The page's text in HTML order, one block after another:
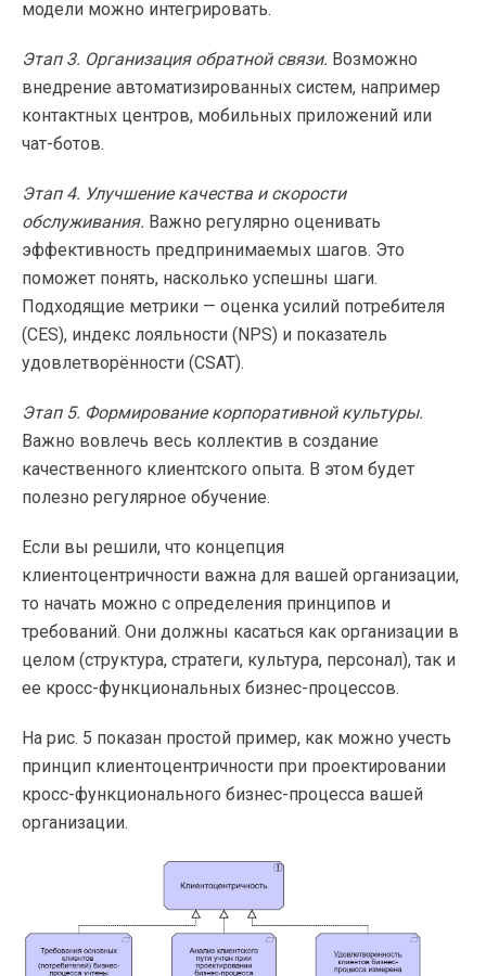
модели можно интегрировать.
Этап 3. Организация обратной связи. Возможно
внедрение автоматизированных систем, например
контактных центров, мобильных приложений или
чат-ботов.
Этап 4. Улучшение качества и скорости
обслуживания. Важно регулярно оценивать
эффективность предпринимаемых шагов. Это
поможет понять, насколько успешны шаги.
Подходящие метрики — оценка усилий потребителя
(CES), индекс лояльности (NPS) и показатель
удовлетворённости (CSAT).
Этап 5. Формирование корпоративной культуры.
Важно вовлечь весь коллектив в создание
качественного клиентского опыта. В этом будет
полезно регулярное обучение.
Если вы решили, что концепция
клиентоцентричности важна для вашей организации,
то начать можно с определения принципов и
требований. Они должны касаться как организации в
целом (структура, стратеги, культура, персонал), так и
ее кросс-функциональных бизнес-процессов.
На рис. 5 показан простой пример, как можно учесть
принцип клиентоцентричности при проектировании
кросс-функционального бизнес-процесса вашей
организации.